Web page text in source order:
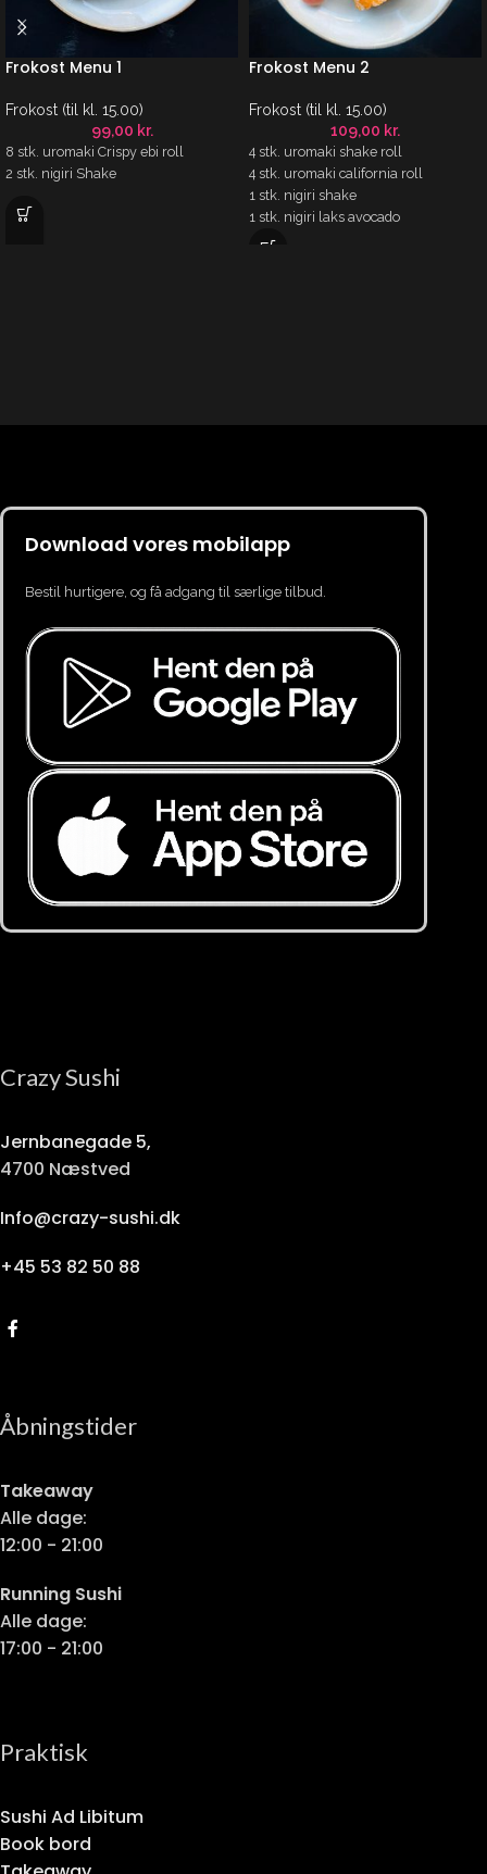
Frokost Menu 1
Frokost (til kl. 15.00)
99,00 kr.
8 stk. uromaki Crispy ebi roll
2 stk. nigiri Shake
Frokost Menu 2
Frokost (til kl. 15.00)
109,00 kr.
4 stk. uromaki shake roll
4 stk. uromaki california roll
1 stk. nigiri shake
1 stk. nigiri laks avocado
1 stk. nigiri tun
Download vores mobilapp
Bestil hurtigere, og få adgang til særlige tilbud.
Crazy Sushi
Jernbanegade 5,
4700 Næstved
Info@crazy-sushi.dk
+45 53 82 50 88
Åbningstider
Takeaway
Alle dage:
12:00 - 21:00
Running Sushi
Alle dage:
17:00 - 21:00
Praktisk
Sushi Ad Libitum
Book bord